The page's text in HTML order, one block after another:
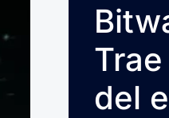
del